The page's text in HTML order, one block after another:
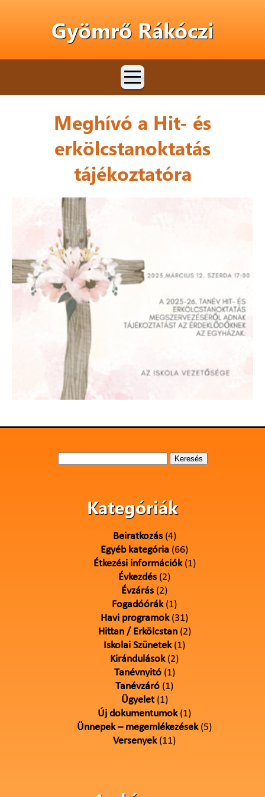
Gyömrő Rákóczi
Meghívó a Hit- és
erkölcstanoktatás
tájékoztatóra
Kategóriák
Beiratkozás(4)
Egyéb kategória (66)
Étkezési információk(1)
Évkezdés (2)
Évzárás (2)
Fogadóórák(1)
Havi programok(31)
Hittan / Erkölcstan(2)
Iskolai Szünetek(1)
Kirándulások(2)
Tanévnyitó(1)
Tanévzáró (1)
Ügyelet(1)
Új dokumentumok(1)
Ünnepek – megemlékezések(5)
Versenyek(11)